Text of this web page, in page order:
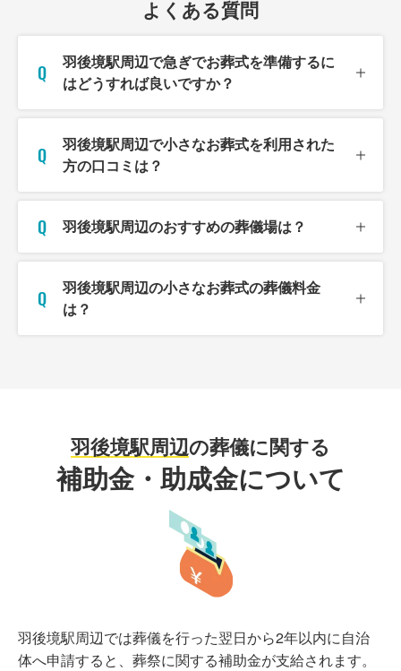
よくある質問
羽後境駅周辺で急ぎでお葬式を準備するに
はどうすれば良いですか？
羽後境駅周辺で小さなお葬式を利用された
方の口コミは？
羽後境駅周辺のおすすめの葬儀場は？
羽後境駅周辺の小さなお葬式の葬儀料金
は？
羽後境駅周辺の葬儀に関する
補助金・助成金について
羽後境駅周辺では葬儀を行った翌日から2年以内に自治
体へ申請すると、葬祭に関する補助金が支給されます。